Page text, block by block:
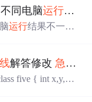
同电脑运行结果
运行结果不一样
d=max(a,b,
x,int y,int z)
解答修改 急 急
int x,y,m,